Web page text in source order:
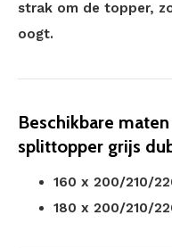
strak om de topper,
oogt.
Beschikbare
splittopper grijs
160 x 200/210/
180 x 200/210/